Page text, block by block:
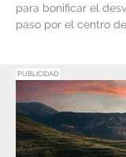
para bonificar el
paso por el centro
PUBLICIDAD